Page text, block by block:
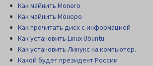
Как майнить Monero
Как майнить Монеро
Как прочитать диск c информацией
Как установить Linux Ubuntu
Как установить Линукс на компьютер.
Какой будет президент России